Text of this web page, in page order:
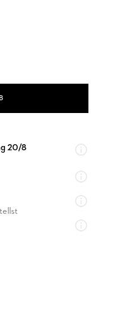
20/8